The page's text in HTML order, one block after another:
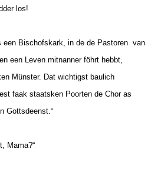
los!
een Bischofskark, in de de Pastoren van
een Leven mitnanner föhrt hebbt,
Münster. Dat wichtigst baulich
faak staatsken Poorten de Chor as
Gottsdeenst.“
Mama?“